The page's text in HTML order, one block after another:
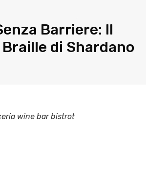
Barriere: Il
di Shardano
wine bar bistrot